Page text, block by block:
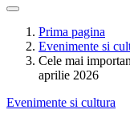
Prima pagina
Evenimente si
Cele mai
aprilie 2026
Evenimente si cultura